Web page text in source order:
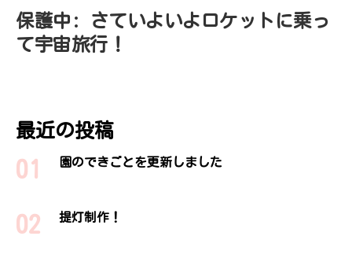
保護中: さていよいよロケットに乗っ
て宇宙旅行！
最近の投稿
園のできごとを更新しました
提灯制作！